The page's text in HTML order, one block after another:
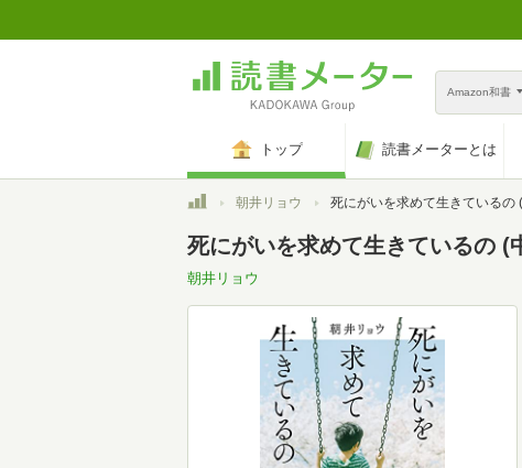
Amazon和書
トップ 読書メーターとは
トップ朝井リョウ 死にがいを求めて生きているの (中公
死にがいを求めて生きているの (
朝井リョウ